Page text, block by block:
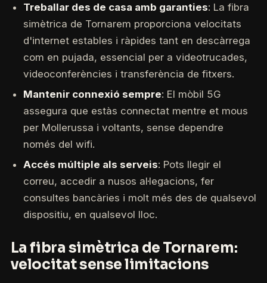
Treballar des de casa amb garanties: La fibra
simètrica de Tornarem proporciona velocitats
d'internet estables i ràpides tant en descàrrega
com en pujada, essencial per a videotrucades,
videoconferències i transferència de fitxers.
Mantenir connexió sempre: El mòbil 5G
assegura que estàs connectat mentre et mous
per Mollerussa i voltants, sense dependre
només del wifi.
Accés múltiple als serveis: Pots llegir el
correu, accedir a nusos al·legacions, fer
consultes bancàries i molt més des de qualsevol
dispositiu, en qualsevol lloc.
La fibra simètrica de Tornarem:
velocitat sense limitacions